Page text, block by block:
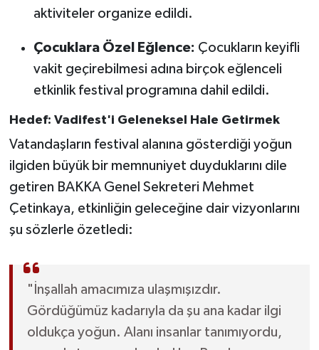
aktiviteler organize edildi.
Çocuklara Özel Eğlence: Çocukların keyifli
vakit geçirebilmesi adına birçok eğlenceli
etkinlik festival programına dahil edildi.
Hedef: Vadifest'i Geleneksel Hale Getirmek
Vatandaşların festival alanına gösterdiği yoğun
ilgiden büyük bir memnuniyet duyduklarını dile
getiren BAKKA Genel Sekreteri Mehmet
Çetinkaya, etkinliğin geleceğine dair vizyonlarını
şu sözlerle özetledi:
"İnşallah amacımıza ulaşmışızdır.
Gördüğümüz kadarıyla da şu ana kadar ilgi
oldukça yoğun. Alanı insanlar tanımıyordu,